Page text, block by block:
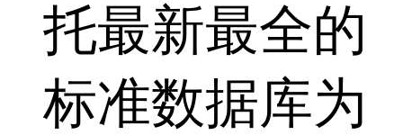
托最新最全的
标准数据库为